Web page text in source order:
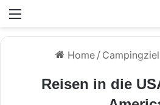
Home /
Reisen in die